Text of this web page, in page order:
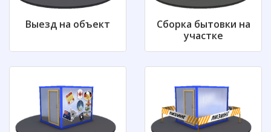
Выезд на объект
Сборка бытовки на
участке